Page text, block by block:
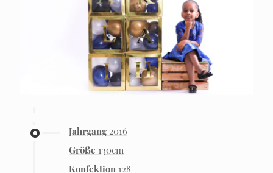
Jahrgang 2016
Größe 130cm
Konfektion 128